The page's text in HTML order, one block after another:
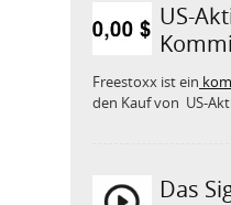
US-
Freestoxx ist ein
den Kauf von US-
Das